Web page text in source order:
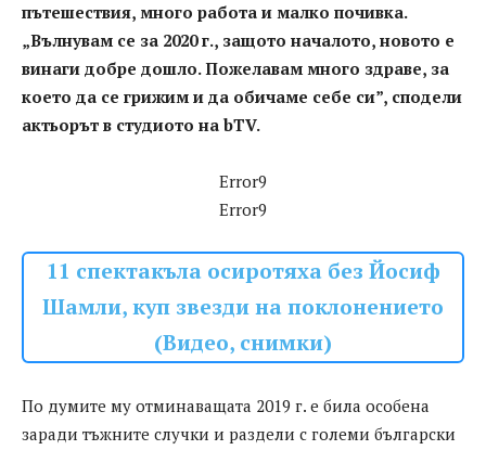
пътешествия, много работа и малко почивка.
„Вълнувам се за 2020 г., защото началото, новото е
винаги добре дошло. Пожелавам много здраве, за
което да се грижим и да обичаме себе си”, сподели
актьорът в студиото на bTV.
Error9
Error9
11 спектакъла осиротяха без Йосиф
Шамли, куп звезди на поклонението
(Видео, снимки)
По думите му отминаващата 2019 г. е била особена
заради тъжните случки и раздели с големи български